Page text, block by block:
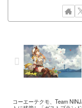
コーエーテクモ、Team